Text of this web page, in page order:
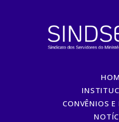
CONVÊNIOS E